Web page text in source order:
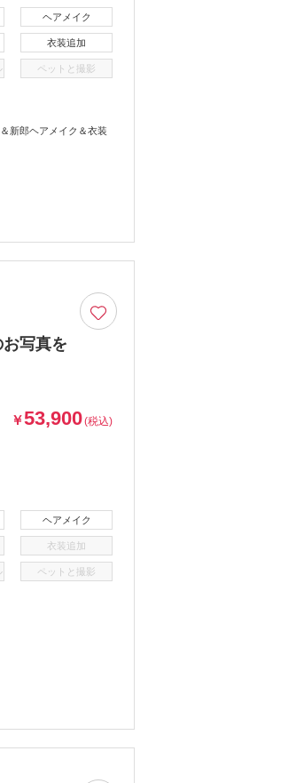
ヘアメイク
衣装追加
ペットと撮影
新郎ヘアメイク＆衣装
写真を
￥53,900(税込)
ヘアメイク
衣装追加
ペットと撮影